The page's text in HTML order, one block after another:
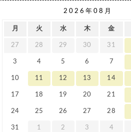
2026年08月
月 火 水 木 金
27 28 29 30 31
3 4 5 6 7
10 11 12 13 14
17 18 19 20 21
24 25 26 27 28
31 1 2 3 4